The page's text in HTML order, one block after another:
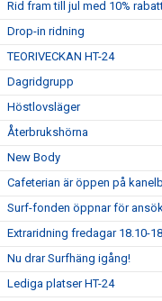
Rid fram till jul med 10%
Drop-in ridning
TEORIVECKAN HT-24
Dagridgrupp
Höstlovsläger
Återbrukshörna
New Body
Cafeterian är öppen på
Surf-fonden öppnar för
Extraridning fredagar 18.10-
Nu drar Surfhäng igång!
Lediga platser HT-24